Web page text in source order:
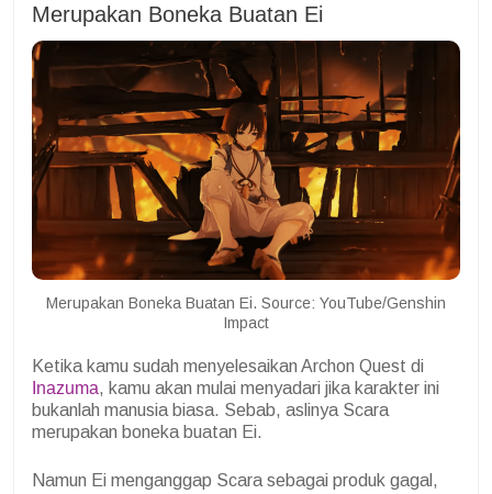
Merupakan Boneka Buatan Ei
Merupakan Boneka Buatan Ei. Source: YouTube/Genshin
Impact
Ketika kamu sudah menyelesaikan Archon Quest di
Inazuma, kamu akan mulai menyadari jika karakter ini
bukanlah manusia biasa. Sebab, aslinya Scara
merupakan boneka buatan Ei.
Namun Ei menganggap Scara sebagai produk gagal,